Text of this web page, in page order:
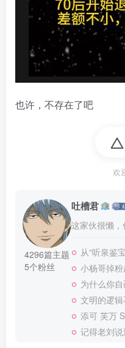
也许，不存在了吧
欢
4296篇主题
5个粉丝
吐槽君
这家伙很懒
从“听泉鉴
小杨哥掉
为什么你自己冲
文明的逻
添可 芙万
记得老刘说过